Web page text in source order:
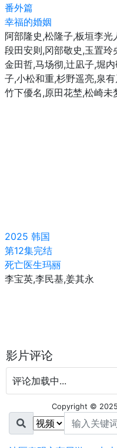
番外篇
幸福的婚姻
阿部隆史,松隆子,板垣李光
段田安则,冈部敬史,玉置玲
金田哲,马场彻,辻凪子,堀内
子,小松和重,杉野遥亮,泉有
竹下優名,原田花埜,松崎未
2025 韩国
第12集完结
死亡医生玛丽
李宝英,李民基,姜其永
影片评论
评论加载中...
Copyright ©